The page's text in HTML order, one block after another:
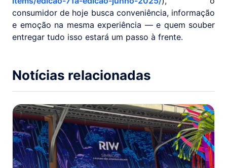
consumidor de hoje busca conveniência, informação
e emoção na mesma experiência — e quem souber
entregar tudo isso estará um passo à frente.
Notícias relacionadas